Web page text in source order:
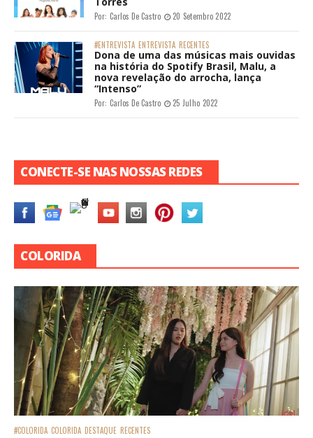
Por: Carlos De Castro 20 Setembro 2022
#ENTREVISTA ENTREVISTA RECENTES
Dona de uma das músicas mais ouvidas
na história do Spotify Brasil, Malu, a
nova revelação do arrocha, lança
“Intenso”
Por: Carlos De Castro 25 Julho 2022
CONECTE-SE NAS NOSSAS REDES
COLORIDA
#COLORIDA COLORIDA DESTAQUE RECENTES